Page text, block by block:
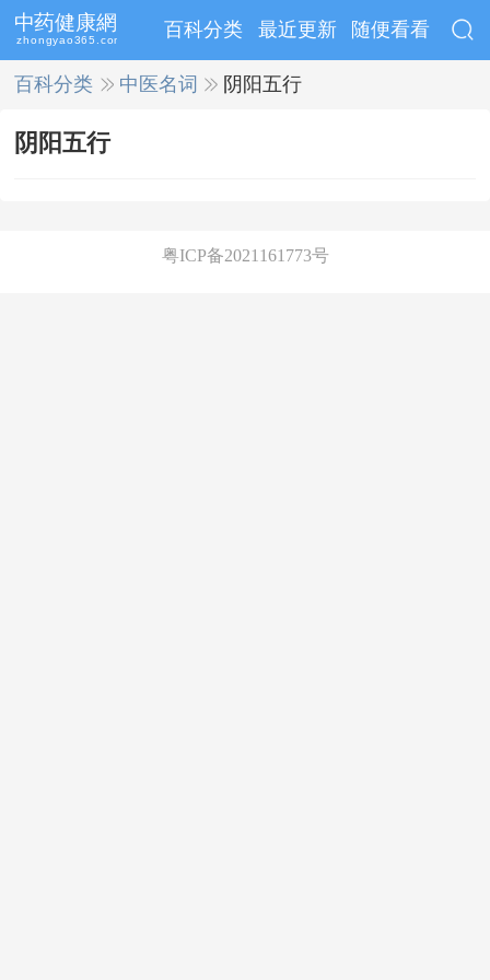
百科分类 最近更新 随便看看
百科分类 >>中医名词 >>阴阳五行
阴阳五行
粤ICP备2021161773号